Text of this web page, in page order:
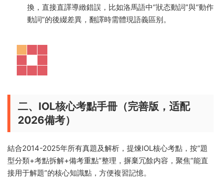
換，直接直譯導緻錯誤，比如洛馬語中“狀态動詞”與“動作
動詞”的後綴差異，翻譯時需體現語義區别。
二、IOL核心考點手冊（完善版，适配
2026備考）
結合2014-2025年所有真題及解析，提煉IOL核心考點，按“題
型分類+考點拆解+備考重點”整理，摒棄冗餘内容，聚焦“能直
接用于解題”的核心知識點，方便複習記憶。